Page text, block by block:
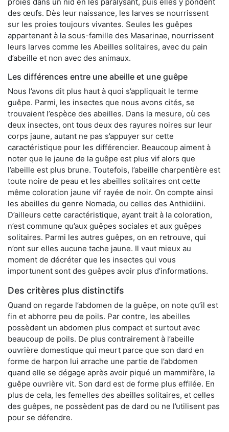
des œufs. Dès leur naissance, les larves se nourrissent
sur les proies toujours vivantes. Seules les guêpes
appartenant à la sous-famille des Masarinae, nourrissent
leurs larves comme les Abeilles solitaires, avec du pain
d’abeille et non avec des animaux.
Les différences entre une abeille et une guêpe
Nous l’avons dit plus haut à quoi s’appliquait le terme
guêpe. Parmi, les insectes que nous avons cités, se
trouvaient l’espèce des abeilles. Dans la mesure, où ces
deux insectes, ont tous deux des rayures noires sur leur
corps jaune, autant ne pas s’appuyer sur cette
caractéristique pour les différencier. Beaucoup aiment à
noter que le jaune de la guêpe est plus vif alors que
l’abeille est plus brune. Toutefois, l’abeille charpentière est
toute noire de peau et les abeilles solitaires ont cette
même coloration jaune vif rayée de noir. On compte ainsi
les abeilles du genre Nomada, ou celles des Anthidiini.
D’ailleurs cette caractéristique, ayant trait à la coloration,
n’est commune qu’aux guêpes sociales et aux guêpes
solitaires. Parmi les autres guêpes, on en retrouve, qui
n’ont sur elles aucune tache jaune. Il vaut mieux au
moment de décréter que les insectes qui vous
importunent sont des guêpes avoir plus d’informations.
Des critères plus distinctifs
Quand on regarde l’abdomen de la guêpe, on note qu’il est
fin et abhorre peu de poils. Par contre, les abeilles
possèdent un abdomen plus compact et surtout avec
beaucoup de poils. De plus contrairement à l’abeille
ouvrière domestique qui meurt parce que son dard en
forme de harpon lui arrache une partie de l’abdomen
quand elle se dégage après avoir piqué un mammifère, la
guêpe ouvrière vit. Son dard est de forme plus effilée. En
plus de cela, les femelles des abeilles solitaires, et celles
des guêpes, ne possèdent pas de dard ou ne l’utilisent pas
pour se défendre.